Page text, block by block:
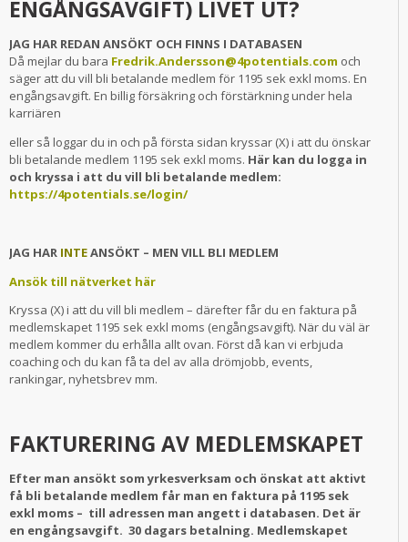
ENGÅNGSAVGIFT) LIVET UT?
JAG HAR REDAN ANSÖKT OCH FINNS I DATABASEN
Då mejlar du bara Fredrik.Andersson@4potentials.com och
säger att du vill bli betalande medlem för 1195 sek exkl moms. En
engångsavgift. En billig försäkring och förstärkning under hela
karriären
eller så loggar du in och på första sidan kryssar (X) i att du önskar
bli betalande medlem 1195 sek exkl moms. Här kan du logga in
och kryssa i att du vill bli betalande medlem:
https://4potentials.se/login/
JAG HAR INTEANSÖKT – MEN VILL BLI MEDLEM
Ansök till nätverket här
Kryssa (X) i att du vill bli medlem – därefter får du en faktura på
medlemskapet 1195 sek exkl moms (engångsavgift). När du väl är
medlem kommer du erhålla allt ovan. Först då kan vi erbjuda
coaching och du kan få ta del av alla drömjobb, events,
rankingar, nyhetsbrev mm.
FAKTURERING AV MEDLEMSKAPET
Efter man ansökt som yrkesverksam och önskat att aktivt
få bli betalande medlem får man en faktura på 1195 sek
exkl moms – till adressen man angett i databasen. Det är
en engångsavgift. 30 dagars betalning. Medlemskapet